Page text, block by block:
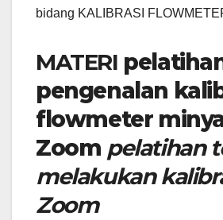
bidang KALIBRASI
MATERI
pengenalan
flowmeter
Zoom pelatihan
melakukan
Zoom